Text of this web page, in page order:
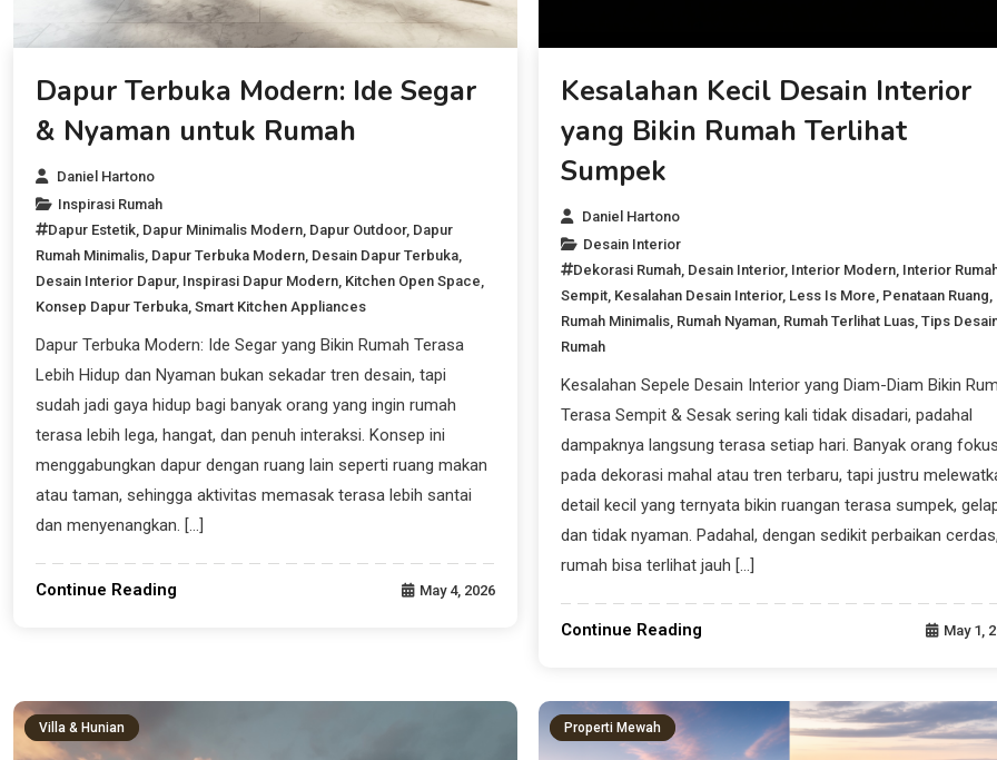
Dapur Terbuka Modern: Ide Segar
& Nyaman untuk Rumah
Daniel Hartono
Inspirasi Rumah
Dapur Estetik, Dapur Minimalis Modern, Dapur Outdoor, Dapur
Rumah Minimalis, Dapur Terbuka Modern, Desain Dapur Terbuka,
Desain Interior Dapur, Inspirasi Dapur Modern, Kitchen Open Space,
Konsep Dapur Terbuka,Smart Kitchen Appliances
Dapur Terbuka Modern: Ide Segar yang Bikin Rumah Terasa
Lebih Hidup dan Nyaman bukan sekadar tren desain, tapi
sudah jadi gaya hidup bagi banyak orang yang ingin rumah
terasa lebih lega, hangat, dan penuh interaksi. Konsep ini
menggabungkan dapur dengan ruang lain seperti ruang makan
atau taman, sehingga aktivitas memasak terasa lebih santai
dan menyenangkan. […]
Continue Reading May 4, 2026
Kesalahan Kecil Desain Interior
yang Bikin Rumah Terlihat
Sumpek
Daniel Hartono
Desain Interior
Dekorasi Rumah, Desain Interior, Interior Modern, Interior
Sempit, Kesalahan Desain Interior, Less Is More, Penataan Ruang,
Rumah Minimalis, Rumah Nyaman, Rumah Terlihat Luas, Tips
Rumah
Kesalahan Sepele Desain Interior yang Diam-Diam Bikin
Terasa Sempit & Sesak sering kali tidak disadari, padahal
dampaknya langsung terasa setiap hari. Banyak orang
pada dekorasi mahal atau tren terbaru, tapi justru
detail kecil yang ternyata bikin ruangan terasa sumpek,
dan tidak nyaman. Padahal, dengan sedikit perbaikan
rumah bisa terlihat jauh […]
Continue Reading May 1,
Villa & Hunian Properti Mewah